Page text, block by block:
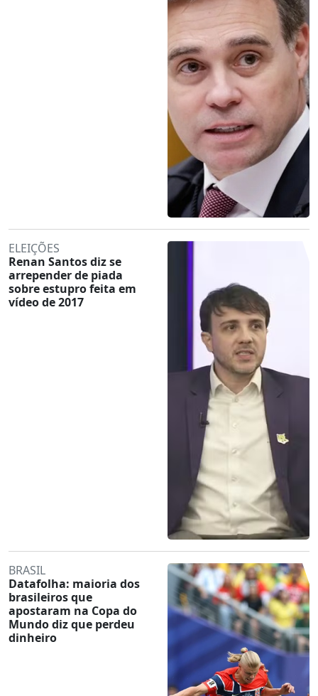
ELEIÇÕES
Renan Santos diz se
arrepender de piada
sobre estupro feita em
vídeo de 2017
BRASIL
Datafolha: maioria dos
brasileiros que
apostaram na Copa do
Mundo diz que perdeu
dinheiro